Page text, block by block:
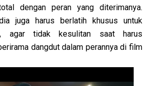
dengan peran yang diterimanya.
juga harus berlatih khusus untuk
agar tidak kesulitan saat harus
dangdut dalam perannya di film